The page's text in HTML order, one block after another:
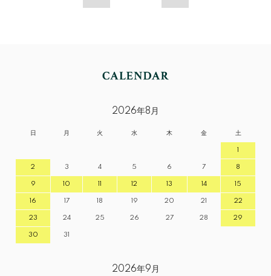
2026年8月
日 月 火 水 木 金 土
1
2 3 4 5 6 7 8
9 10 11 12 13 14 15
16 17 18 19 20 21 22
23 24 25 26 27 28 29
30 31
2026年9月